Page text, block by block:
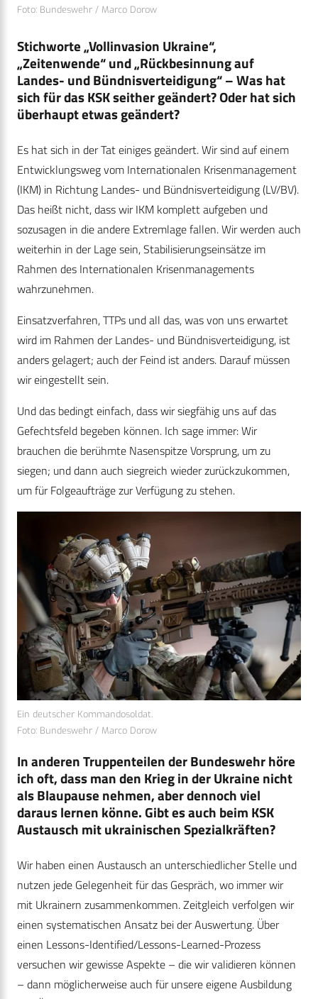
Foto: Bundeswehr / Marco Dorow
Stichworte „Vollinvasion Ukraine“,
„Zeitenwende“ und „Rückbesinnung auf
Landes- und Bündnisverteidigung“ – Was hat
sich für das KSK seither geändert? Oder hat sich
überhaupt etwas geändert?
Es hat sich in der Tat einiges geändert. Wir sind auf einem
Entwicklungsweg vom Internationalen Krisenmanagement
(IKM) in Richtung Landes- und Bündnisverteidigung (LV/BV).
Das heißt nicht, dass wir IKM komplett aufgeben und
sozusagen in die andere Extremlage fallen. Wir werden auch
weiterhin in der Lage sein, Stabilisierungseinsätze im
Rahmen des Internationalen Krisenmanagements
wahrzunehmen.
Einsatzverfahren, TTPs und all das, was von uns erwartet
wird im Rahmen der Landes- und Bündnisverteidigung, ist
anders gelagert; auch der Feind ist anders. Darauf müssen
wir eingestellt sein.
Und das bedingt einfach, dass wir siegfähig uns auf das
Gefechtsfeld begeben können. Ich sage immer: Wir
brauchen die berühmte Nasenspitze Vorsprung, um zu
siegen; und dann auch siegreich wieder zurückzukommen,
um für Folgeaufträge zur Verfügung zu stehen.
Ein deutscher Kommandosoldat.
Foto: Bundeswehr / Marco Dorow
In anderen Truppenteilen der Bundeswehr höre
ich oft, dass man den Krieg in der Ukraine nicht
als Blaupause nehmen, aber dennoch viel
daraus lernen könne. Gibt es auch beim KSK
Austausch mit ukrainischen Spezialkräften?
Wir haben einen Austausch an unterschiedlicher Stelle und
nutzen jede Gelegenheit für das Gespräch, wo immer wir
mit Ukrainern zusammenkommen. Zeitgleich verfolgen wir
einen systematischen Ansatz bei der Auswertung. Über
einen Lessons-Identified/Lessons-Learned-Prozess
versuchen wir gewisse Aspekte – die wir validieren können
– dann möglicherweise auch für unsere eigene Ausbildung